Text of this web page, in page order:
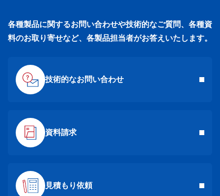
各種製品に関するお問い合わせや技術的なご質問、各種資
料のお取り寄せなど、各製品担当者がお答えいたします。
技術的なお問い合わせ
資料請求
見積もり依頼